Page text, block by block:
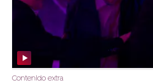
Contenido extra